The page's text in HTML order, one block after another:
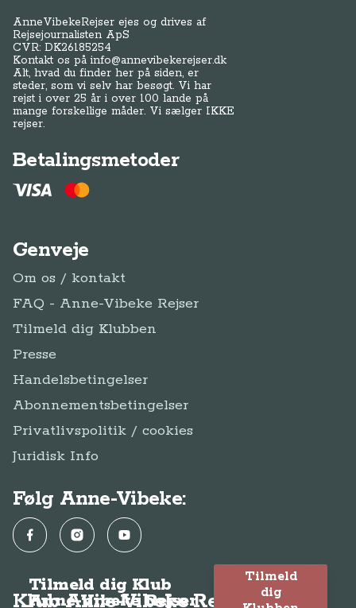
AnneVibekeRejser ejes og drives af
Rejsejournalisten ApS
CVR: DK26185254
Kontakt os påinfo@annevibekerejser.dk
Alt, hvad du finder her på siden, er
steder, som vi selv har besøgt. Vi har
rejst i over 25 år i over 100 lande på
mange forskellige måder. Vi sælger IKKE
rejser.
Betalingsmetoder
Genveje
Om os / kontakt
FAQ - Anne-Vibeke Rejser
Tilmeld dig Klubben
Presse
Handelsbetingelser
Abonnementsbetingelser
Privatlivspolitik / cookies
Juridisk Info
Følg Anne-Vibeke:
FacebookInstagramYouTube
Klub Anne-Vibeke Rejser
Tilmeld dig Klub
Anne-Vibeke Rejser
Tilmeld
dig